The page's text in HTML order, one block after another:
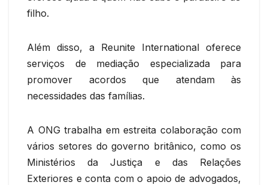
filho.
Além disso, a Reunite International oferece
serviços de mediação especializada para
promover acordos que atendam às
necessidades das famílias.
A ONG trabalha em estreita colaboração com
vários setores do governo britânico, como os
Ministérios da Justiça e das Relações
Exteriores e conta com o apoio de advogados,